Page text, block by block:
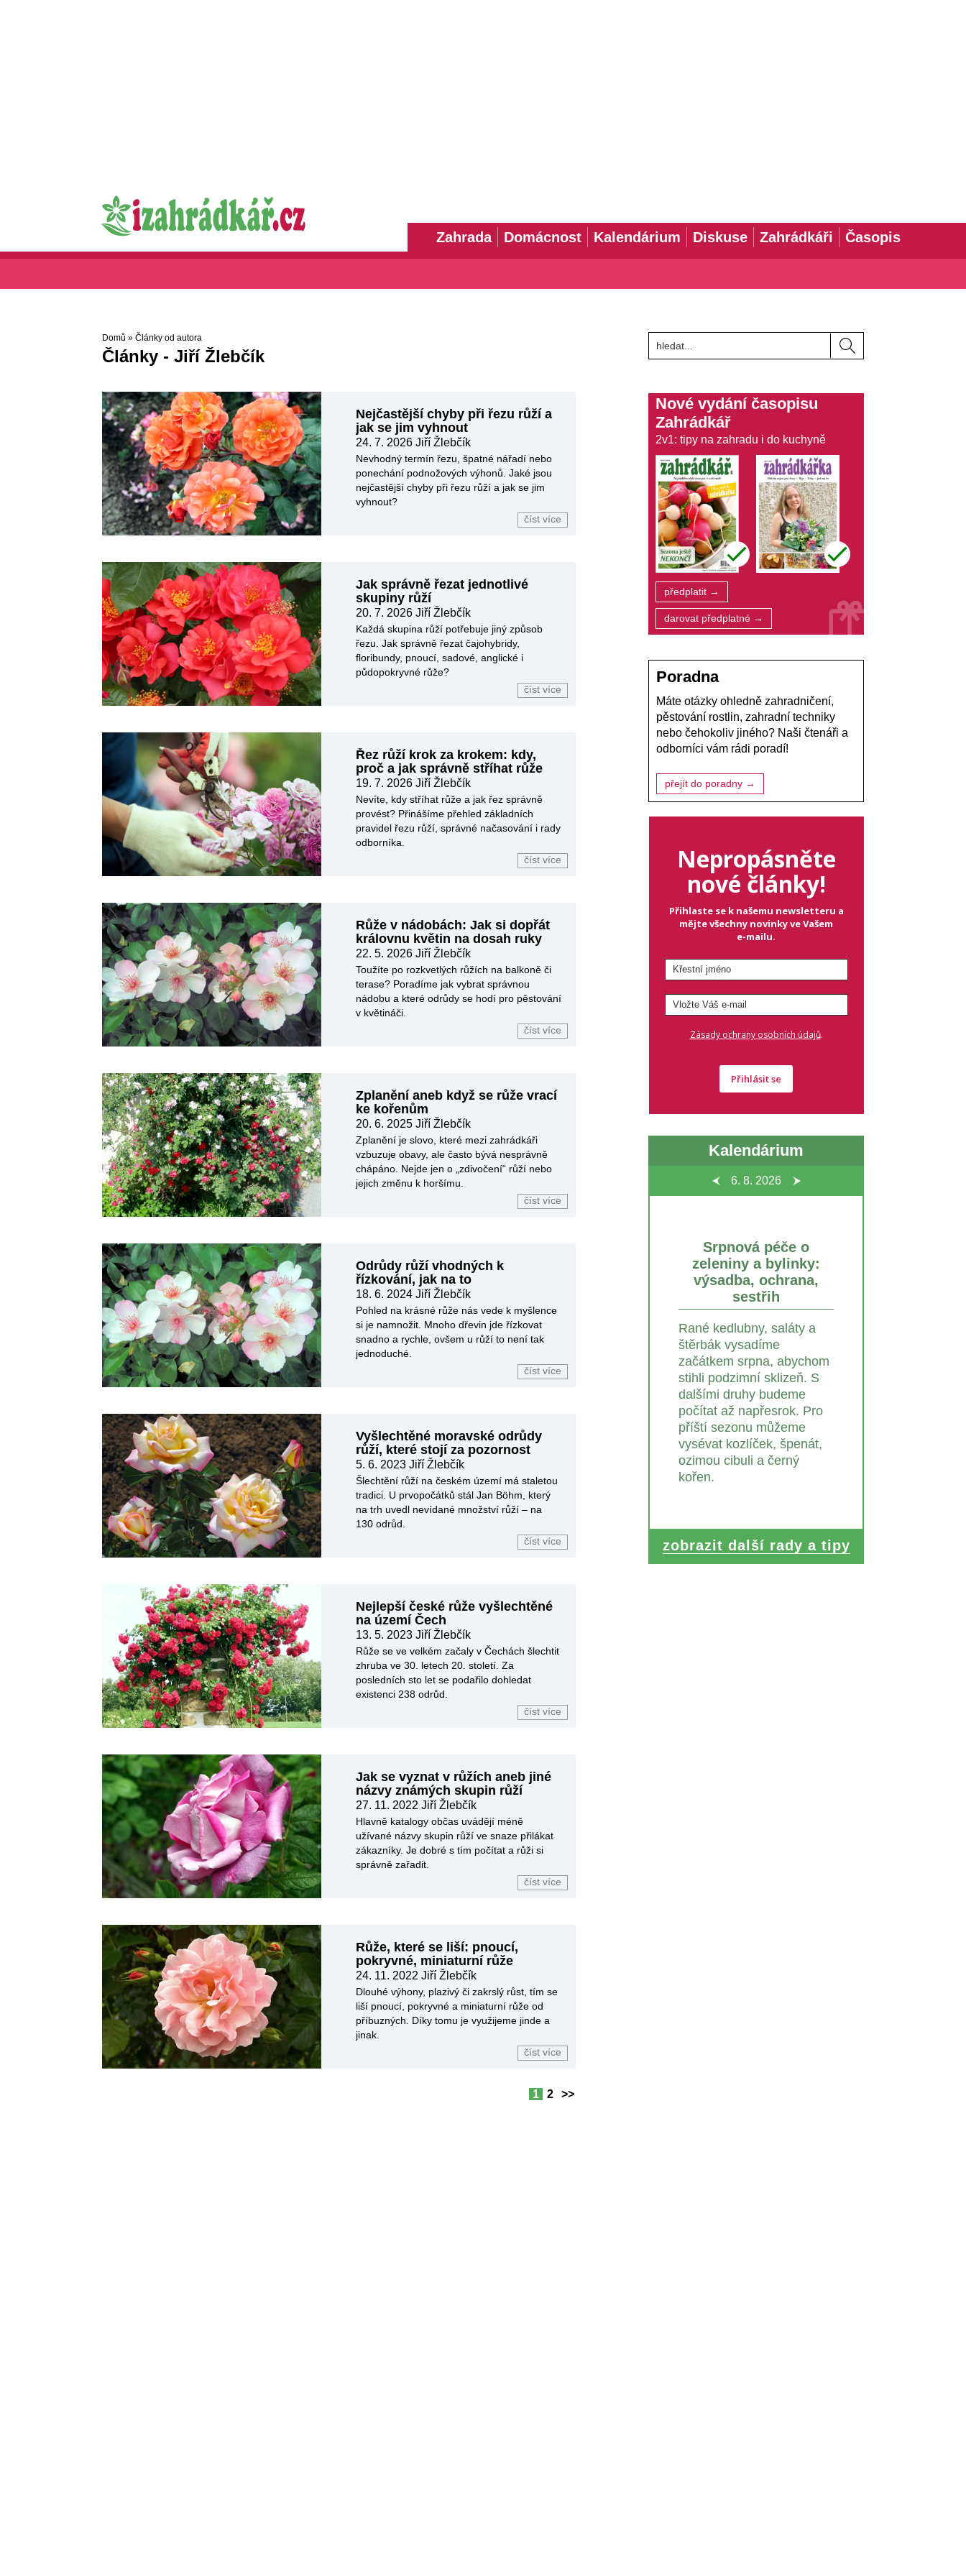
Zahrada Domácnost Kalendárium Diskuse Zahrádkáři Časopis
Domů » Články od autora
Články - Jiří Žlebčík
Nejčastější chyby při řezu růží a
jak se jim vyhnout
24. 7. 2026 Jiří Žlebčík
Nevhodný termín řezu, špatné nářadí nebo
ponechání podnožových výhonů. Jaké jsou
nejčastější chyby při řezu růží a jak se jim
vyhnout?
číst více
Jak správně řezat jednotlivé
skupiny růží
20. 7. 2026 Jiří Žlebčík
Každá skupina růží potřebuje jiný způsob
řezu. Jak správně řezat čajohybridy,
floribundy, pnoucí, sadové, anglické i
půdopokryvné růže?
číst více
Řez růží krok za krokem: kdy,
proč a jak správně stříhat růže
19. 7. 2026 Jiří Žlebčík
Nevíte, kdy stříhat růže a jak řez správně
provést? Přinášíme přehled základních
pravidel řezu růží, správné načasování i rady
odborníka.
číst více
Růže v nádobách: Jak si dopřát
královnu květin na dosah ruky
22. 5. 2026 Jiří Žlebčík
Toužíte po rozkvetlých růžích na balkoně či
terase? Poradíme jak vybrat správnou
nádobu a které odrůdy se hodí pro pěstování
v květináči.
číst více
Zplanění aneb když se růže vrací
ke kořenům
20. 6. 2025 Jiří Žlebčík
Zplanění je slovo, které mezi zahrádkáři
vzbuzuje obavy, ale často bývá nesprávně
chápáno. Nejde jen o „zdivočení“ růží nebo
jejich změnu k horšímu.
číst více
Odrůdy růží vhodných k
řízkování, jak na to
18. 6. 2024 Jiří Žlebčík
Pohled na krásné růže nás vede k myšlence
si je namnožit. Mnoho dřevin jde řízkovat
snadno a rychle, ovšem u růží to není tak
jednoduché.
číst více
Vyšlechtěné moravské odrůdy
růží, které stojí za pozornost
5. 6. 2023 Jiří Žlebčík
Šlechtění růží na českém území má staletou
tradici. U prvopočátků stál Jan Böhm, který
na trh uvedl nevídané množství růží – na
130 odrůd.
číst více
Nejlepší české růže vyšlechtěné
na území Čech
13. 5. 2023 Jiří Žlebčík
Růže se ve velkém začaly v Čechách šlechtit
zhruba ve 30. letech 20. století. Za
posledních sto let se podařilo dohledat
existenci 238 odrůd.
číst více
Jak se vyznat v růžích aneb jiné
názvy známých skupin růží
27. 11. 2022 Jiří Žlebčík
Hlavně katalogy občas uvádějí méně
užívané názvy skupin růží ve snaze přilákat
zákazníky. Je dobré s tím počítat a růži si
správně zařadit.
číst více
Růže, které se liší: pnoucí,
pokryvné, miniaturní růže
24. 11. 2022 Jiří Žlebčík
Dlouhé výhony, plazivý či zakrslý růst, tím se
liší pnoucí, pokryvné a miniaturní růže od
příbuzných. Díky tomu je využijeme jinde a
jinak.
číst více
1 2 >>
Nové vydání časopisu
Zahrádkář
2v1: tipy na zahradu i do kuchyně
předplatit →
darovat předplatné →
Poradna
Máte otázky ohledně zahradničení,
pěstování rostlin, zahradní techniky
nebo čehokoliv jiného? Naši čtenáři a
odborníci vám rádi poradí!
přejít do poradny →
Nepropásněte
nové články!
Přihlaste se k našemu newsletteru a
mějte všechny novinky ve Vašem
e-mailu.
Zásady ochrany osobních údajů.
Přihlásit se
Kalendárium
6. 8. 2026
Srpnová péče o
zeleniny a bylinky:
výsadba, ochrana,
sestřih
Rané kedlubny, saláty a
štěrbák vysadíme
začátkem srpna, abychom
stihli podzimní sklizeň. S
dalšími druhy budeme
počítat až napřesrok. Pro
příští sezonu můžeme
vysévat kozlíček, špenát,
ozimou cibuli a černý
kořen.
zobrazit další rady a tipy